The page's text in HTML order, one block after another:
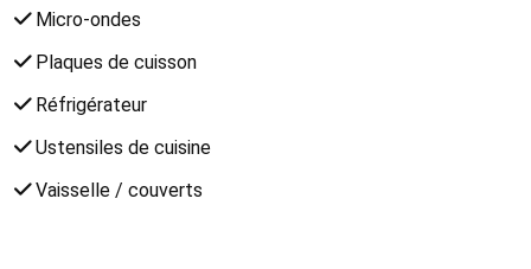
Micro-ondes
Plaques de cuisson
Réfrigérateur
Ustensiles de cuisine
Vaisselle / couverts